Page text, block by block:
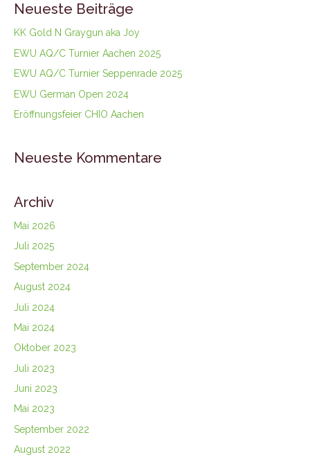
Neueste Beiträge
KK Gold N Graygun aka Joy
EWU AQ/C Turnier Aachen 2025
EWU AQ/C Turnier Seppenrade 2025
EWU German Open 2024
Eröffnungsfeier CHIO Aachen
Neueste Kommentare
Archiv
Mai 2026
Juli 2025
September 2024
August 2024
Juli 2024
Mai 2024
Oktober 2023
Juli 2023
Juni 2023
Mai 2023
September 2022
August 2022